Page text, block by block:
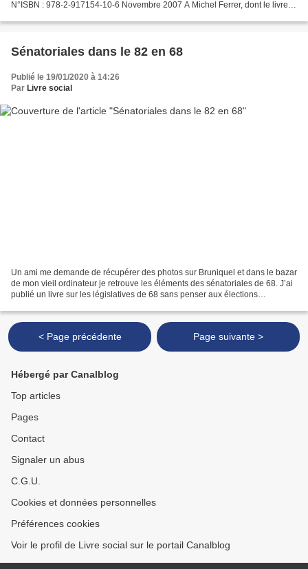
N°ISBN : 978-2-917154-10-6 Novembre 2007 A Michel Ferrer, dont le livre
Sénatoriales dans le 82 en 68
Publié le 19/01/2020 à 14:26
Par Livre social
Un ami me demande de récupérer des photos sur Bruniquel et dans le bazar
de mon vieil ordinateur je retrouve les éléments des sénatoriales de 68. J’ai
publié un livre sur les législatives de 68 sans penser aux élections
< Page précédente Page suivante >
Hébergé par Canalblog
Top articles
Pages
Contact
Signaler un abus
C.G.U.
Cookies et données personnelles
Préférences cookies
Voir le profil de Livre social sur le portail Canalblog